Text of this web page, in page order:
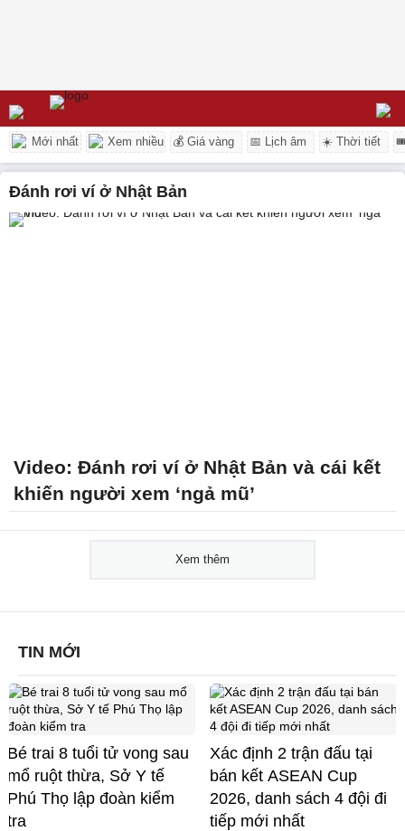
Mới nhất Xem nhiều 💰 Giá vàng 📅 Lịch âm ☀️ Thời tiết
đánh rơi ví ở Nhật Bản
Video: Đánh rơi ví ở Nhật Bản và cái kết
khiến người xem ‘ngả mũ’
Xem thêm
TIN MỚI
Bé trai 8 tuổi tử vong sau
mổ ruột thừa, Sở Y tế
Phú Thọ lập đoàn kiểm
tra
Xác định 2 trận đấu tại
bán kết ASEAN Cup
2026, danh sách 4 đội đi
tiếp mới nhất